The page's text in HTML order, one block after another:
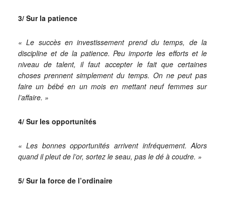
3/ Sur la patience
« Le succès en investissement prend du temps, de la
discipline et de la patience. Peu importe les efforts et le
niveau de talent, il faut accepter le fait que certaines
choses prennent simplement du temps. On ne peut pas
faire un bébé en un mois en mettant neuf femmes sur
l’affaire. »
4/ Sur les opportunités
« Les bonnes opportunités arrivent infréquement. Alors
quand il pleut de l’or, sortez le seau, pas le dé à coudre. »
5/ Sur la force de l’ordinaire